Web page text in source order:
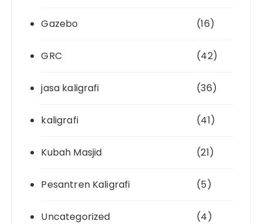
Gazebo (16)
GRC (42)
jasa kaligrafi (36)
kaligrafi (41)
Kubah Masjid (21)
Pesantren Kaligrafi (5)
Uncategorized (4)